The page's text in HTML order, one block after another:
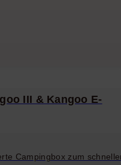
III & Kangoo E-
Campingbox zum